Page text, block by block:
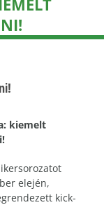
kiemelt
elején,
kick-